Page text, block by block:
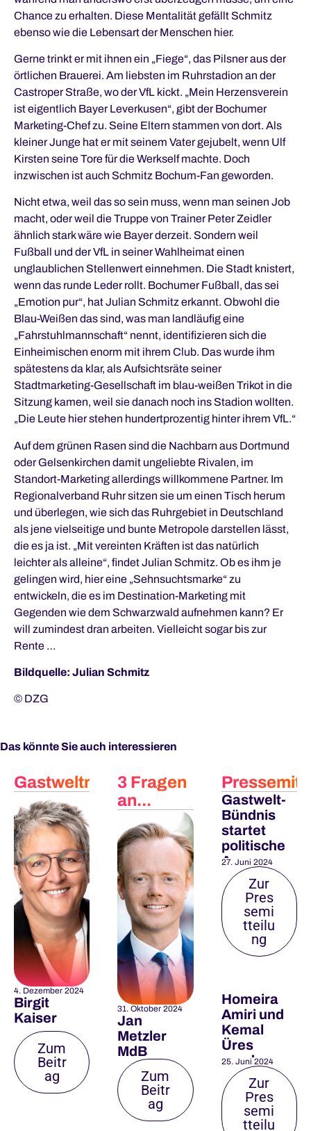
Chance zu erhalten. Diese Mentalität gefällt Schmitz
ebenso wie die Lebensart der Menschen hier.
Gerne trinkt er mit ihnen ein „Fiege“, das Pilsner aus der
örtlichen Brauerei. Am liebsten im Ruhrstadion an der
Castroper Straße, wo der VfL kickt. „Mein Herzensverein
ist eigentlich Bayer Leverkusen“, gibt der Bochumer
Marketing-Chef zu. Seine Eltern stammen von dort. Als
kleiner Junge hat er mit seinem Vater gejubelt, wenn Ulf
Kirsten seine Tore für die Werkself machte. Doch
inzwischen ist auch Schmitz Bochum-Fan geworden.
Nicht etwa, weil das so sein muss, wenn man seinen Job
macht, oder weil die Truppe von Trainer Peter Zeidler
ähnlich stark wäre wie Bayer derzeit. Sondern weil
Fußball und der VfL in seiner Wahlheimat einen
unglaublichen Stellenwert einnehmen. Die Stadt knistert,
wenn das runde Leder rollt. Bochumer Fußball, das sei
„Emotion pur“, hat Julian Schmitz erkannt. Obwohl die
Blau-Weißen das sind, was man landläufig eine
„Fahrstuhlmannschaft“ nennt, identifizieren sich die
Einheimischen enorm mit ihrem Club. Das wurde ihm
spätestens da klar, als Aufsichtsräte seiner
Stadtmarketing-Gesellschaft im blau-weißen Trikot in die
Sitzung kamen, weil sie danach noch ins Stadion wollten.
„Die Leute hier stehen hundertprozentig hinter ihrem VfL.“
Auf dem grünen Rasen sind die Nachbarn aus Dortmund
oder Gelsenkirchen damit ungeliebte Rivalen, im
Standort-Marketing allerdings willkommene Partner. Im
Regionalverband Ruhr sitzen sie um einen Tisch herum
und überlegen, wie sich das Ruhrgebiet in Deutschland
als jene vielseitige und bunte Metropole darstellen lässt,
die es ja ist. „Mit vereinten Kräften ist das natürlich
leichter als alleine“, findet Julian Schmitz. Ob es ihm je
gelingen wird, hier eine „Sehnsuchtsmarke“ zu
entwickeln, die es im Destination-Marketing mit
Gegenden wie dem Schwarzwald aufnehmen kann? Er
will zumindest dran arbeiten. Vielleicht sogar bis zur
Rente …
Bildquelle: Julian Schmitz
© DZG
Das könnte Sie auch interessieren
Gastweltmacher
4. Dezember 2024
Birgit
Kaiser
Zum
Beitr
ag
3 Fragen
an...
31. Oktober 2024
Jan
Metzler
MdB
Zum
Beitr
ag
Gastwelt-
Bündnis
startet
politische
Awareness
Kampagne
27. Juni 2024
Zur
Pres
semi
tteilu
ng
Homeira
Amiri und
Kemal
Üres
werden
Gesichter
der neuen
Awareness
-
25. Juni 2024
Zur
Pres
semi
tteilu